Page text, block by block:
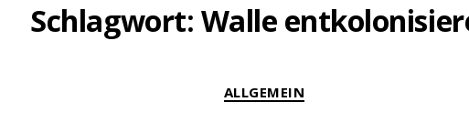
Schlagwort: Walle
Kategorien
ALLGEMEIN